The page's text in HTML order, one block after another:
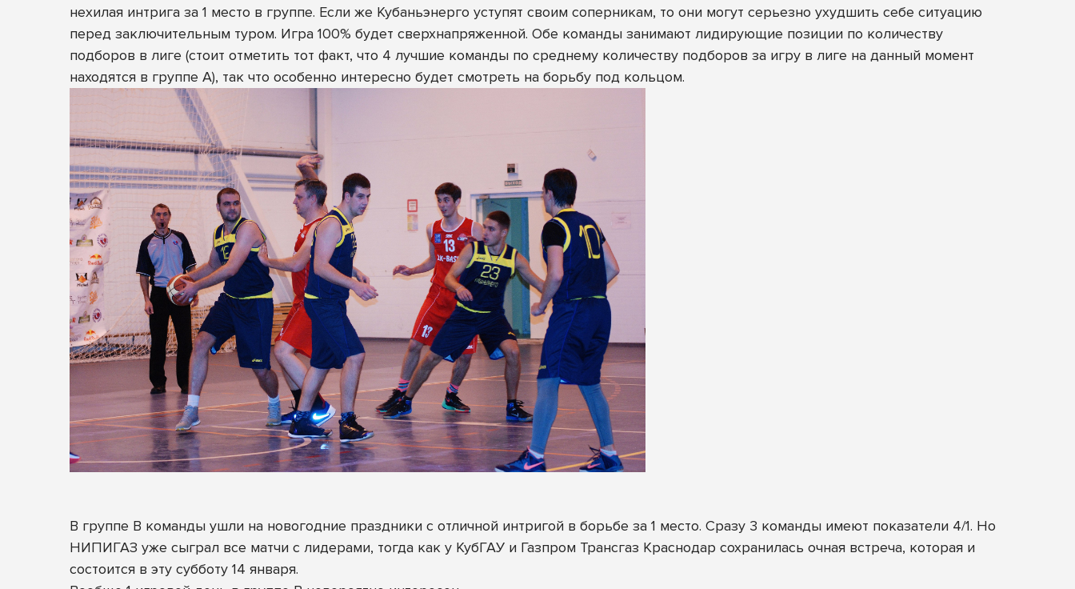
нехилая интрига за 1 место в группе. Если же Кубаньэнерго уступят своим соперникам, то они могут серьезно ухудшить себе ситуацию
перед заключительным туром. Игра 100% будет сверхнапряженной. Обе команды занимают лидирующие позиции по количеству
подборов в лиге (стоит отметить тот факт, что 4 лучшие команды по среднему количеству подборов за игру в лиге на данный момент
находятся в группе А), так что особенно интересно будет смотреть на борьбу под кольцом.
В группе B команды ушли на новогодние праздники с отличной интригой в борьбе за 1 место. Сразу 3 команды имеют показатели 4/1. Но
НИПИГАЗ уже сыграл все матчи с лидерами, тогда как у КубГАУ и Газпром Трансгаз Краснодар сохранилась очная встреча, которая и
состоится в эту субботу 14 января.